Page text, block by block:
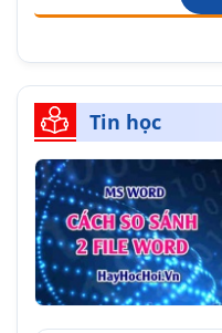
Tin học